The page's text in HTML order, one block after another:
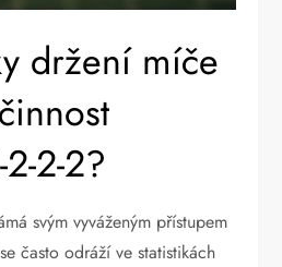
držení míče
2-2?
svým vyváženým přístupem
často odráží ve statistikách